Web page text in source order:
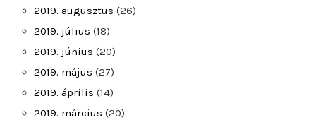
2019. augusztus (26)
2019. július (18)
2019. június (20)
2019. május (27)
2019. április (14)
2019. március (20)